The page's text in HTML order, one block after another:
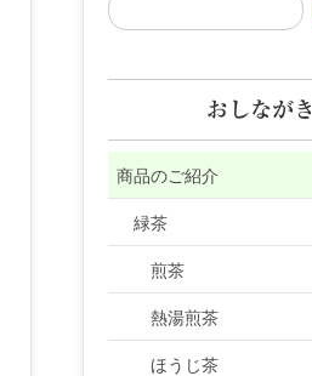
おしながき
商品のご紹介
緑茶
煎茶
熱湯煎茶
ほうじ茶